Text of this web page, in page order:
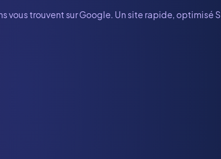
vous trouvent sur Google. Un site rapide, optimisé